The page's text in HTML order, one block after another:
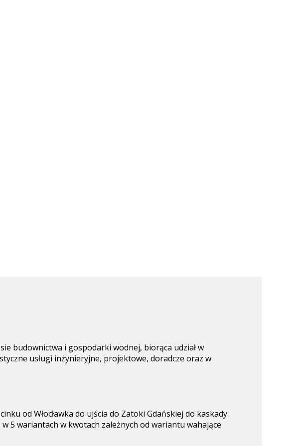
budownictwa i gospodarki wodnej, biorąca udział w
usługi inżynieryjne, projektowe, doradcze oraz w
od Włocławka do ujścia do Zatoki Gdańskiej do kaskady
5 wariantach w kwotach zależnych od wariantu wahające